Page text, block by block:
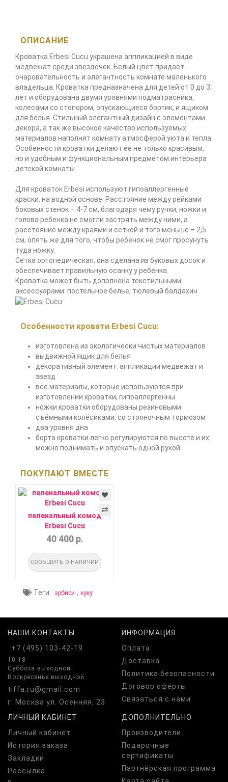
ОПИСАНИЕ
Кроватка Erbesi Cucu украшена аппликацией в виде
медвежат среди звездочек. Белый цвет придаст
очаровательность и элегантность комнате маленького
владельца. Кроватка предназначена для детей от 0 до 3
лет и оборудована двумя уровнями подматрасника,
колесами со стопором, опускающиеся бортик, и ящиком
для белья. Стильный элегантный дизайн с элементами
декора, а так же высокое качество используемых
материалов наполнят комнату атмосферой уюта и тепла.
Особенности кроватки делают ее не только красивым,
но и удобным и функциональным предметом интерьера
детской комнаты.
Для кроваток Erbesi используют гипоаллергенные
краски, на водной основе. Расстояние между рейками
боковых стенок – 4-7 см, благодаря чему ручки, ножки и
голова ребенка не смогли застрять между ними, а
расстояние между краями и сеткой и того меньше – 2,5
см, опять же для того, чтобы ребенок не смог просунуть
туда ножку.
Сетка ортопедическая, она сделана из буковых досок и
обеспечивает правильную осанку у ребенка.
Кроватка может быть дополнена текстильными
аксессуарами: постельное белье, тюлевый балдахин.
Особенности кровати Erbesi Cucu:
изготовлена из экологически чистых материалов
выдвижной ящик для белья
декоративный элемент: аппликации медвежат и
звезд
все материалы, которые используются при
изготовлении кроватки, гипоаллергенны
ножки кроватки оборудованы резиновыми
съёмными колёсиками, со стояночным тормозом
два уровня дна
борта кроватки легко регулируются по высоте и их
можно поднимать и опускать одной рукой
ПОКУПАЮТ ВМЕСТЕ
пеленальный комод
Erbesi Cucu
40 400 р.
СООБЩИТЬ О НАЛИЧИИ
Теги: эрбиси , куку
НАШИ КОНТАКТЫ
+7 (495) 103-42-19
10-18
Суббота выходной
Воскресенье выходной
tiffa.ru@gmail.com
г. Москва ул. Осенняя, 23
ИНФОРМАЦИЯ
Оплата
Доставка
Политика безопасности
Договор оферты
Связаться с нами
ЛИЧНЫЙ КАБИНЕТ
Личный кабинет
История заказа
Закладки
Рассылка
ДОПОЛНИТЕЛЬНО
Производители
Подарочные
сертификаты
Партнёрская программа